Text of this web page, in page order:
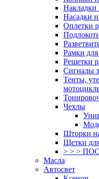
Накладки
Насадки
Оплетки
Рамки
Решетки
Сигналы
Тенты,
Чехлы
Шторки
Щетки
> > >
Масла
Автосвет